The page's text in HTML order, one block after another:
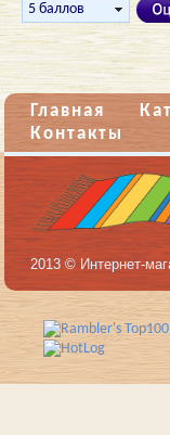
Главная
Контакты
2013 © Интернет-